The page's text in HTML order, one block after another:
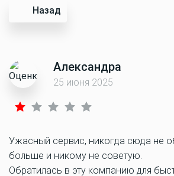
Назад
Александра
25 июня 2025
Ужасный сервис, никогда сюда не
больше и никому не советую.
Обратилась в эту компанию для